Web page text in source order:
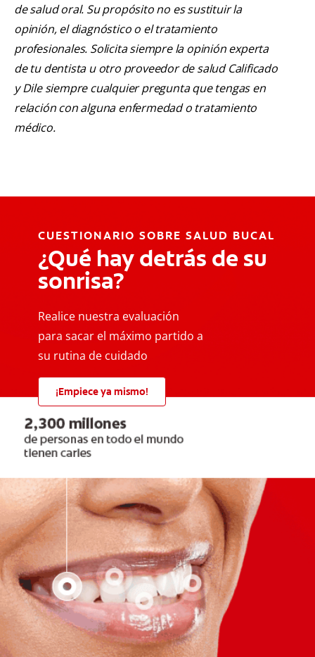
de salud oral. Su propósito no es sustituir la
opinión, el diagnóstico o el tratamiento
profesionales. Solicita siempre la opinión experta
de tu dentista u otro proveedor de salud Calificado
y Dile siempre cualquier pregunta que tengas en
relación con alguna enfermedad o tratamiento
médico.
CUESTIONARIO SOBRE SALUD BUCAL
¿Qué hay detrás de su
sonrisa?
Realice nuestra evaluación
para sacar el máximo partido a
su rutina de cuidado
¡Empiece ya mismo!